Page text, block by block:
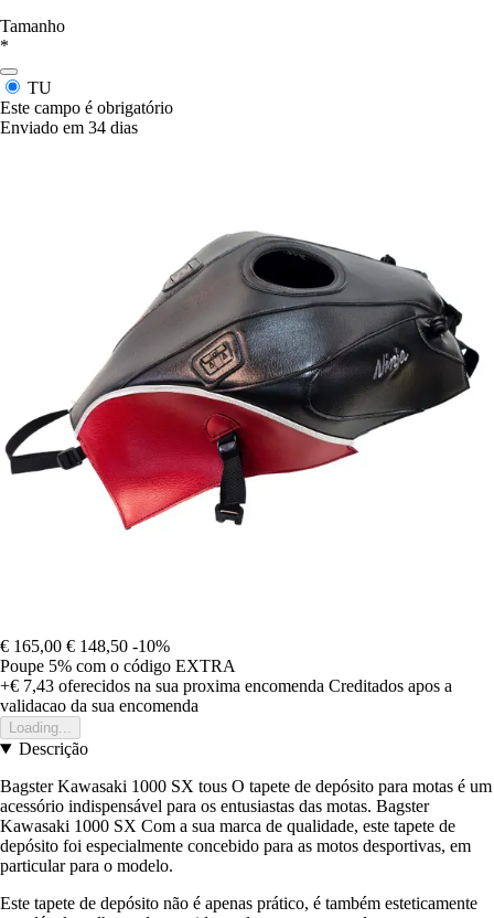
Tamanho
*
TU
Este campo é obrigatório
Enviado em 34 dias
€ 165,00 € 148,50 -10%
Poupe 5% com o código EXTRA
+€ 7,43 oferecidos na sua proxima encomenda Creditados apos a
validacao da sua encomenda
Loading...
Descrição
Bagster Kawasaki 1000 SX tous O tapete de depósito para motas é um
acessório indispensável para os entusiastas das motas. Bagster
Kawasaki 1000 SX Com a sua marca de qualidade, este tapete de
depósito foi especialmente concebido para as motos desportivas, em
particular para o modelo.
Este tapete de depósito não é apenas prático, é também esteticamente